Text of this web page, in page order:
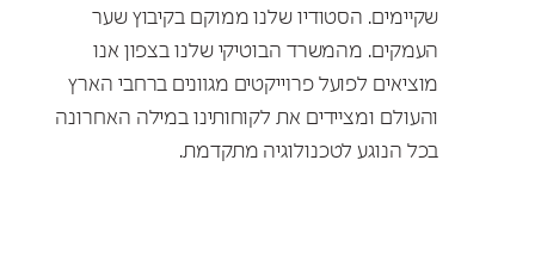
שקיימים. הסטודיו שלנו ממוקם בקיבוץ שער
העמקים. מהמשרד הבוטיקי שלנו בצפון אנו
מוציאים לפועל פרוייקטים מגוונים ברחבי הארץ
והעולם ומציידים את לקוחותינו במילה האחרונה
בכל הנוגע לטכנולוגיה מתקדמת.